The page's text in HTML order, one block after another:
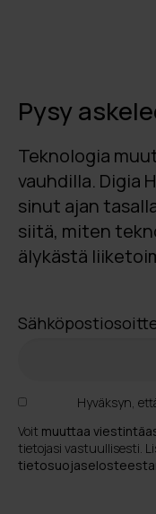
Pysy
Teknologia
vauhdilla. Digia
sinut ajan
siitä, miten
älykästä
Hyväksyn,
Voit muuttaa
tietojasi vastuullisesti.